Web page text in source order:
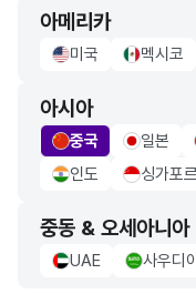
아메리카
usa Flag
미국 mexico
멕시코
아시아
china Flag
중국 japan
일본
indo Flag
인도 싱가포르
중동 & 오세아니아
uae Flag
UAE 사우디